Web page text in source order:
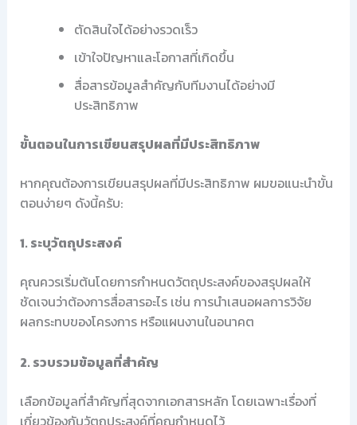
ตัดสินใจได้อย่างรวดเร็ว
เข้าใจปัญหาและโอกาสที่เกิดขึ้น
สื่อสารข้อมูลสำคัญกับทีมงานได้อย่างมี
ประสิทธิภาพ
ขั้นตอนในการเขียนสรุปผลที่มีประสิทธิภาพ
หากคุณต้องการเขียนสรุปผลที่มีประสิทธิภาพ ผมขอแนะนำขั้น
ตอนง่ายๆ ดังนี้ครับ:
1. ระบุวัตถุประสงค์
คุณควรเริ่มต้นโดยการกำหนดวัตถุประสงค์ของสรุปผลให้
ชัดเจนว่าต้องการสื่อสารอะไร เช่น การนำเสนอผลการวิจัย
ผลกระทบของโครงการ หรือแผนงานในอนาคต
2. รวบรวมข้อมูลที่สำคัญ
เลือกข้อมูลที่สำคัญที่สุดจากเอกสารหลัก โดยเฉพาะเรื่องที่
เกี่ยวข้องกับวัตถุประสงค์ที่คุณกำหนดไว้